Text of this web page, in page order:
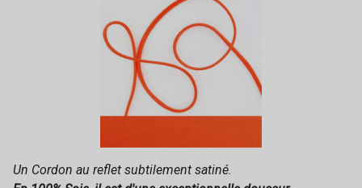
Un Cordon au reflet subtilement satiné.